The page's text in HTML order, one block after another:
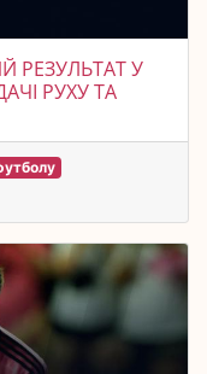
РЕЗУЛЬТАТ У
РУХУ ТА